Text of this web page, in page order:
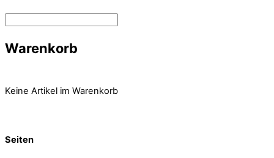
Warenkorb
Keine Artikel im Warenkorb
Seiten